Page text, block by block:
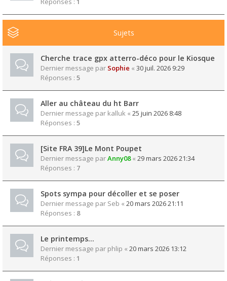
Sujets
Cherche trace gpx atterro-déco pour le Kiosque
Dernier message par Sophie « 30 juil. 2026 9:29
Réponses : 5
Aller au château du ht Barr
Dernier message par kalluk « 25 juin 2026 8:48
Réponses : 5
[Site FRA 39]Le Mont Poupet
Dernier message parAnny08« 29 mars 2026 21:34
Réponses : 7
Spots sympa pour décoller et se poser
Dernier message par Seb « 20 mars 2026 21:11
Réponses : 8
Le printemps…
Dernier message par phlip « 20 mars 2026 13:12
Réponses : 1